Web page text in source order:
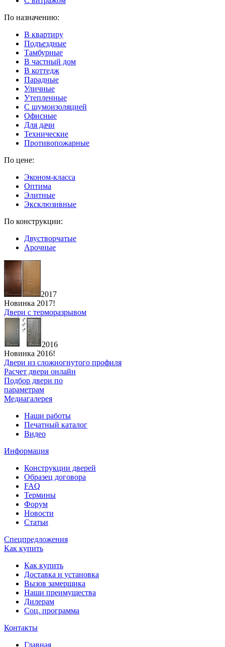
По назначению:
В квартиру
Подъездные
Тамбурные
В частный дом
В коттедж
Парадные
Уличные
Утепленные
C шумоизоляцией
Офисные
Для дачи
Технические
Противопожарные
По цене:
Эконом-класса
Оптима
Элитные
Эксклюзивные
По конструкции:
Двустворчатые
Арочные
2017
Новинка 2017!
Двери с терморазрывом
2016
Новинка 2016!
Двери из сложногнутого профиля
Расчет двери онлайн
Подбор двери по
параметрам
Медиагалерея
Наши работы
Печатный каталог
Видео
Информация
Конструкции дверей
Образец договора
FAQ
Термины
Форум
Новости
Статьи
Спецпредложения
Как купить
Как купить
Доставка и установка
Вызов замерщика
Наши преимущества
Дилерам
Соц. программа
Контакты
Главная